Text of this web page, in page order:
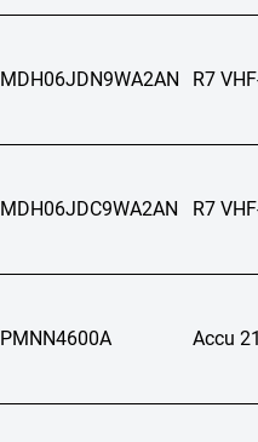
MDH06JDN9WA2AN R7
MDH06JDC9WA2AN R7
PMNN4600A Accu